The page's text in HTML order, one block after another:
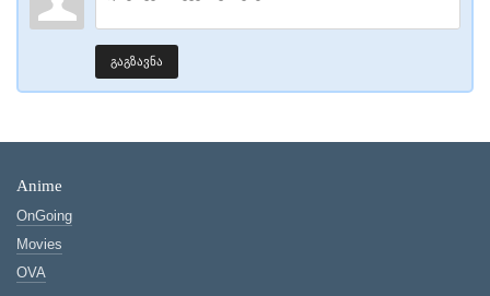
გაგზავნა
Anime
OnGoing
Movies
OVA